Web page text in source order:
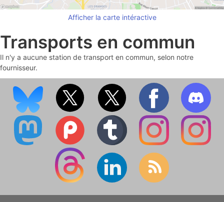
Afficher la carte intéractive
Transports en commun
Il n'y a aucune station de transport en commun, selon notre
fournisseur.